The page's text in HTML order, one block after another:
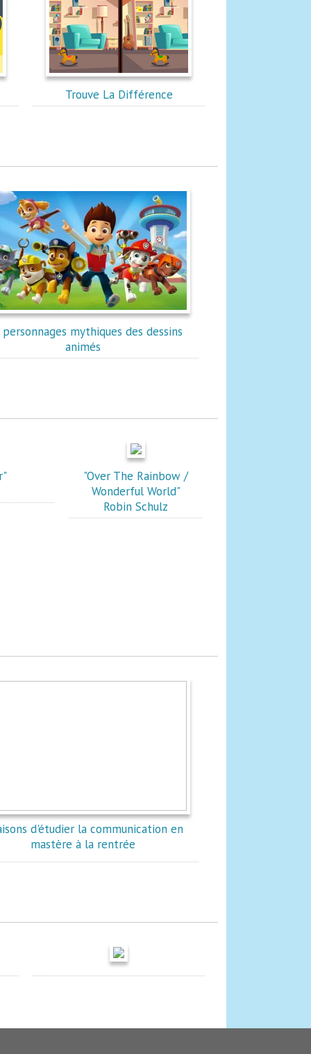
Trouve La Différence
personnages mythiques des dessins
animés
"Over The Rainbow /
Wonderful World"
Robin Schulz
d'étudier la communication en
mastère à la rentrée